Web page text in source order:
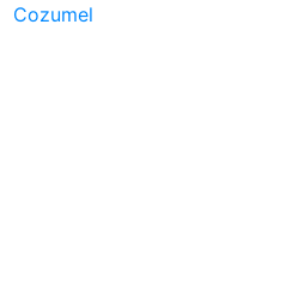
Cozumel